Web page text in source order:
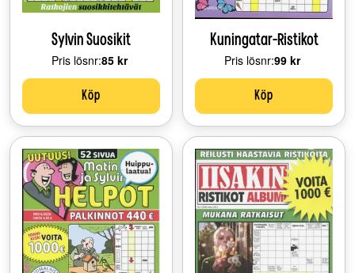
Sylvin Suosikit
Pris lösnr:Price:
85 kr
Köp
Kuningatar-Ristikot
Pris lösnr:Price:
99 kr
Köp